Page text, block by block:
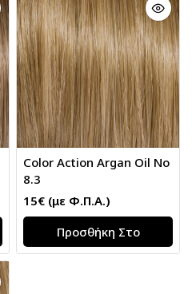
Color Action Argan Oil Νο
8.3
15€ (με Φ.Π.Α.)
Προσθήκη Στο
Καλάθι